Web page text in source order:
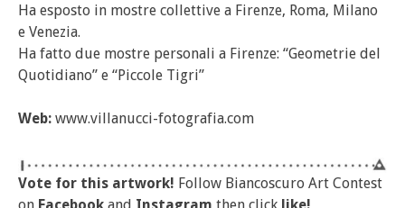
Ha esposto in mostre collettive a Firenze, Roma, Milano
e Venezia.
Ha fatto due mostre personali a Firenze: “Geometrie del
Quotidiano” e “Piccole Tigri”
Web: www.villanucci-fotografia.com
Vote for this artwork! Follow Biancoscuro Art Contest
on Facebook and Instagram then click like!